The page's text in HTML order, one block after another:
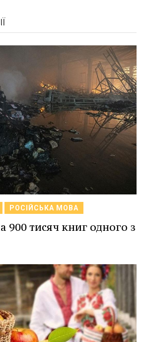
РОСІЙСЬКА МОВА
900 тисяч книг одного з